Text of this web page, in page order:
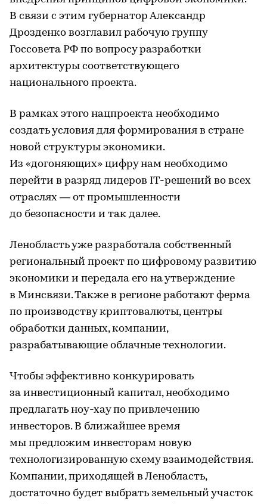
В связи с этим губернатор Александр
Дрозденко возглавил рабочую группу
Госсовета РФ по вопросу разработки
архитектуры соответствующего
национального проекта.
В рамках этого нацпроекта необходимо
создать условия для формирования в стране
новой структуры экономики.
Из «догоняющих» цифру нам необходимо
перейти в разряд лидеров IT-решений во всех
отраслях — от промышленности
до безопасности и так далее.
Ленобласть уже разработала собственный
региональный проект по цифровому развитию
экономики и передала его на утверждение
в Минсвязи. Также в регионе работают ферма
по производству криптовалюты, центры
обработки данных, компании,
разрабатывающие облачные технологии.
Чтобы эффективно конкурировать
за инвестиционный капитал, необходимо
предлагать ноу-хау по привлечению
инвесторов. В ближайшее время
мы предложим инвесторам новую
технологизированную схему взаимодействия.
Компании, приходящей в Ленобласть,
достаточно будет выбрать земельный участок